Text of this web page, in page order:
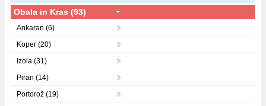
Obala in Kras (93)
Ankaran (6)
Koper (20)
Izola (31)
Piran (14)
Portorož (19)